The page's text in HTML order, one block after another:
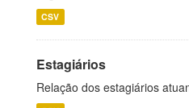
CSV
Estagiários
Relação dos estagiários